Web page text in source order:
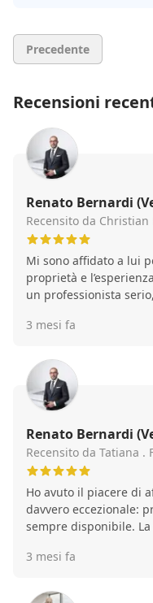
Precedente
Recensioni
Renato Bernardi
Recensito da Christian
Mi sono affidato a lui
proprietà e
un professionista
gestito tutto con
professionalità.
3 mesi fa
Renato Bernardi
Recensito da Tatiana .
Ho avuto il piacere di
davvero eccezionale:
sempre disponibile.
venditore sia quelle
trasparente. Anche
3 mesi fa